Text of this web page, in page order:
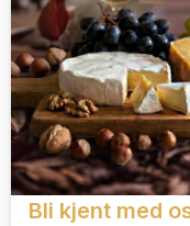
Bli kjent med